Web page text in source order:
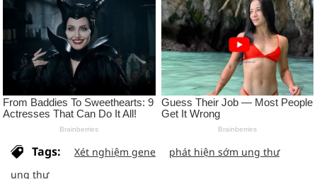
Tags: Xét nghiệm gene
phát hiện sớm ung thư
ung thư